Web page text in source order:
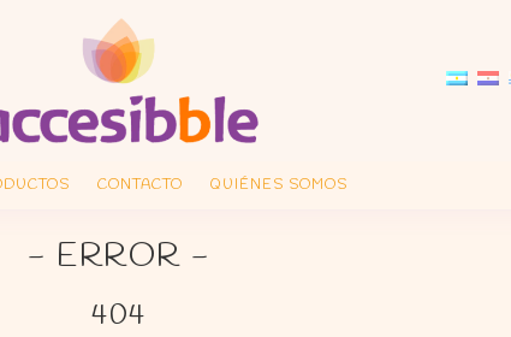
CONTACTO QUIÉNES SOMOS
- ERROR -
404